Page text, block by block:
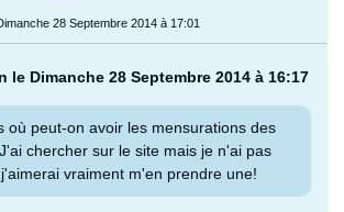
28 Septembre 2014 à 17:01
le Dimanche 28 Septembre 2014 à 16:17
où peut-on avoir les mensurations des
chercher sur le site mais je n'ai pas
vraiment m'en prendre une!